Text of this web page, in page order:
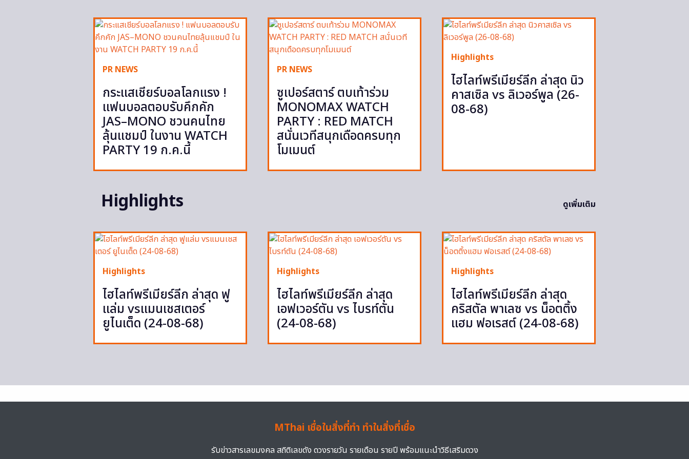
PR NEWS
กระแสเชียร์บอลโลกแรง !
แฟนบอลตอบรับคึกคัก
JAS–MONO ชวนคนไทย
ลุ้นแชมป์ ในงาน WATCH
PARTY 19 ก.ค.นี้
PR NEWS
ซูเปอร์สตาร์ ตบเท้าร่วม
MONOMAX WATCH
PARTY : RED MATCH
สนั่นเวทีสนุกเดือดครบทุก
โมเมนต์
Highlights
ไฮไลท์พรีเมียร์ลีก ล่าสุด นิว
คาสเซิล vs ลิเวอร์พูล (26-
08-68)
Highlights ดูเพิ่มเติม
Highlights
ไฮไลท์พรีเมียร์ลีก ล่าสุด ฟู
แล่ม vsแมนเชสเตอร์
ยูไนเต็ด (24-08-68)
Highlights
ไฮไลท์พรีเมียร์ลีก ล่าสุด
เอฟเวอร์ตัน vs ไบรท์ตัน
(24-08-68)
Highlights
ไฮไลท์พรีเมียร์ลีก ล่าสุด
คริสตัล พาเลซ vs น็อตติ้ง
แฮม ฟอเรสต์ (24-08-68)
MThai เชื่อในสิ่งที่ทำ ทำในสิ่งที่เชื่อ
รับข่าวสารเลขมงคล สถิติเลขดัง ดวงรายวัน รายเดือน รายปี พร้อมแนะนำวิธีเสริมดวง